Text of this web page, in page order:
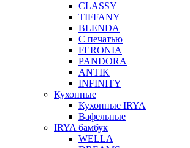
CLASSY
TIFFANY
BLENDA
С печатью
FERONIA
PANDORA
ANTIK
INFINITY
Кухонные
Кухонные IRYA
Вафельные
IRYA бамбук
WELLA